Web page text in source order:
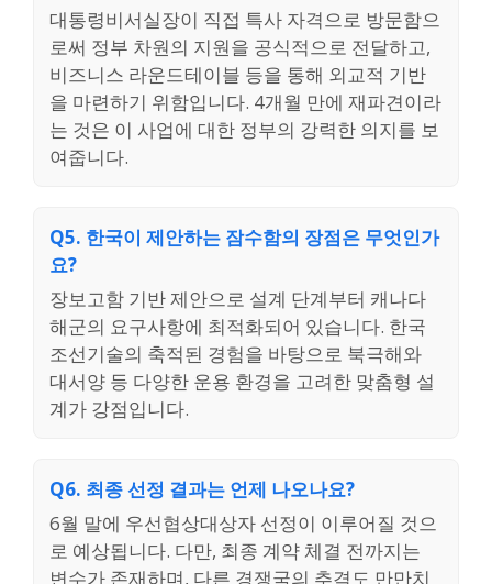
대통령비서실장이 직접 특사 자격으로 방문함으
로써 정부 차원의 지원을 공식적으로 전달하고,
비즈니스 라운드테이블 등을 통해 외교적 기반
을 마련하기 위함입니다. 4개월 만에 재파견이라
는 것은 이 사업에 대한 정부의 강력한 의지를 보
여줍니다.
Q5. 한국이 제안하는 잠수함의 장점은 무엇인가
요?
장보고함 기반 제안으로 설계 단계부터 캐나다
해군의 요구사항에 최적화되어 있습니다. 한국
조선기술의 축적된 경험을 바탕으로 북극해와
대서양 등 다양한 운용 환경을 고려한 맞춤형 설
계가 강점입니다.
Q6. 최종 선정 결과는 언제 나오나요?
6월 말에 우선협상대상자 선정이 이루어질 것으
로 예상됩니다. 다만, 최종 계약 체결 전까지는
변수가 존재하며, 다른 경쟁국의 추격도 만만치